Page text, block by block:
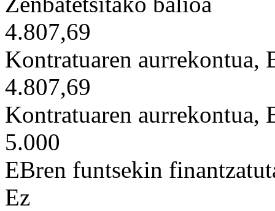
4.807,69
Kontratuaren aurrekontua,
4.807,69
Kontratuaren aurrekontua,
5.000
EBren funtsekin
Ez